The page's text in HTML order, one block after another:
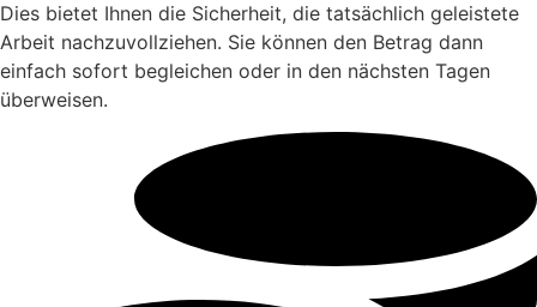
Dies bietet Ihnen die Sicherheit, die tatsächlich geleistete
Arbeit nachzuvollziehen. Sie können den Betrag dann
einfach sofort begleichen oder in den nächsten Tagen
überweisen.